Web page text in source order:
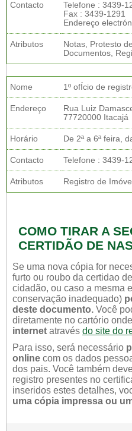
Contacto
Telefone : 3439-
Fax : 3439-1291
Endereço
Atributos
Notas, Protesto
Documentos,
Nome 1º ofÍcio de
Endereço
Rua Luiz
77720000 Itacajá
Horário De 2ª a 6ª feira,
Contacto Telefone : 3439-
Atributos Registro de
COMO TIRAR A
CERTIDÃO DE
Se uma nova cópia for
furto ou roubo da certidao
cidadão, ou caso a mesma
conservação inadequado)
deste documento. Você
diretamente no cartório
internet através do site do
Para isso, será necessário
online com os dados
dos pais. Você também
registro presentes no
inseridos estes detalhes,
uma cópia impressa ou